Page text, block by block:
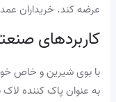
عرضه کند. خریداران
کاربردهای
با بوی شیرین و خاص
به عنوان پاک کننده